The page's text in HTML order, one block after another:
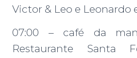
Victor & Leo e Leonardo
07:00 – café da
Restaurante Santa